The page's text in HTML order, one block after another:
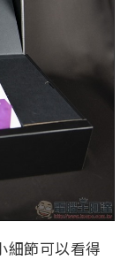
細節可以看得